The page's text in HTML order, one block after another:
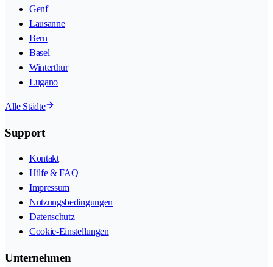
Genf
Lausanne
Bern
Basel
Winterthur
Lugano
Alle Städte
Support
Kontakt
Hilfe & FAQ
Impressum
Nutzungsbedingungen
Datenschutz
Cookie-Einstellungen
Unternehmen